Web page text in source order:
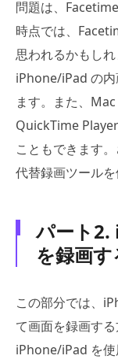
問題は、
時点では、
思われるかもしれ
iPhone/iPad の内
ます。また、
QuickTime
こともできます
代替録画ツールを
パート
を録画
この部分では、
て画面を録画する
iPhone/iPad を